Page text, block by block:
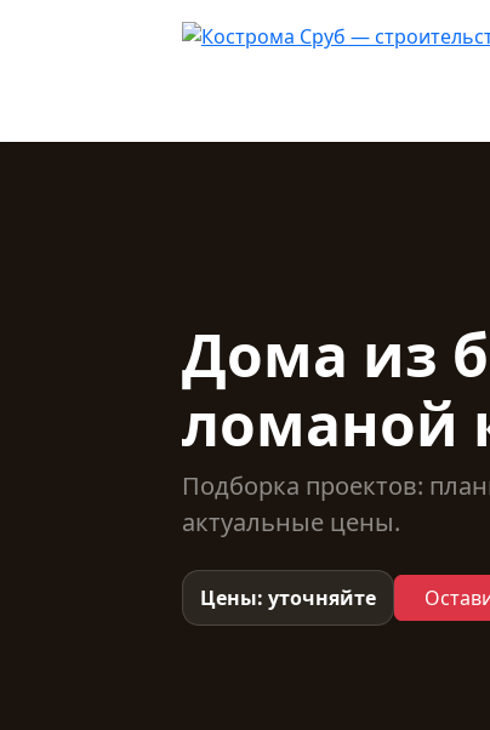
Дома из
ломаной
Подборка проектов:
актуальные цены.
Цены: уточняйте